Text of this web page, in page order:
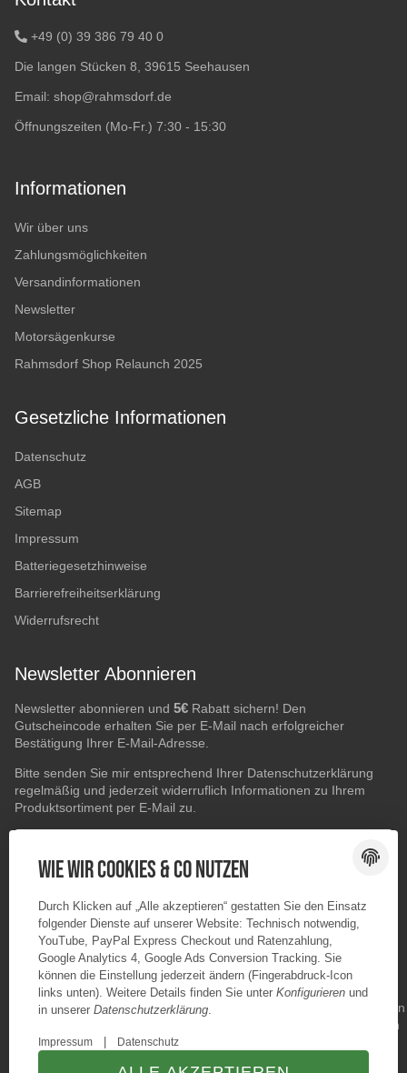
+49 (0) 39 386 79 40 0
Die langen Stücken 8, 39615 Seehausen
Email: shop@rahmsdorf.de
Öffnungszeiten (Mo-Fr.) 7:30 - 15:30
Informationen
Wir über uns
Zahlungsmöglichkeiten
Versandinformationen
Newsletter
Motorsägenkurse
Rahmsdorf Shop Relaunch 2025
Gesetzliche Informationen
Datenschutz
AGB
Sitemap
Impressum
Batteriegesetzhinweise
Barrierefreiheitserklärung
Widerrufsrecht
Newsletter Abonnieren
Newsletter abonnieren und 5€ Rabatt sichern! Den
Gutscheincode erhalten Sie per E-Mail nach erfolgreicher
Bestätigung Ihrer E-Mail-Adresse.
Bitte senden Sie mir entsprechend Ihrer Datenschutzerklärung
regelmäßig und jederzeit widerruflich Informationen zu Ihrem
Produktsortiment per E-Mail zu.
ABONNIEREN
Wie wir Cookies & Co nutzen
Durch Klicken auf „Alle akzeptieren“ gestatten Sie den Einsatz
folgender Dienste auf unserer Website: Technisch notwendig,
YouTube, PayPal Express Checkout und Ratenzahlung,
Google Analytics 4, Google Ads Conversion Tracking. Sie
können die Einstellung jederzeit ändern (Fingerabdruck-Icon
links unten). Weitere Details finden Sie unter Konfigurieren und
in unserer Datenschutzerklärung.
Impressum Datenschutz